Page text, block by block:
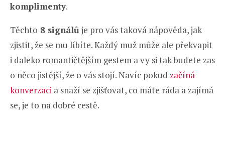
komplimenty.
Těchto 8 signálůje pro vás taková nápověda, jak
zjistit, že se mu líbíte. Každý muž může ale překvapit
i daleko romantičtějším gestem a vy si tak budete zas
o něco jistější, že o vás stojí. Navíc pokud začíná
konverzaci a snaží se zjišťovat, co máte ráda a zajímá
se, je to na dobré cestě.